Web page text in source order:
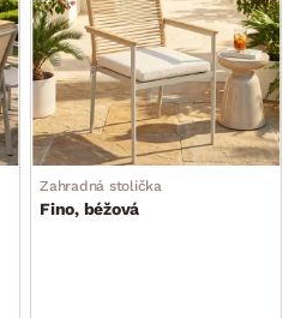
Zahradná stolička
Fino, béžová